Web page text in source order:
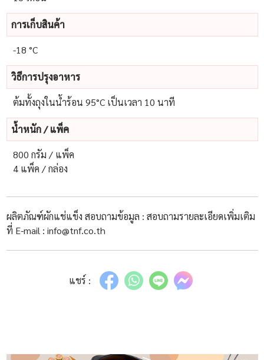
การเก็บสินค้า
-18 °C
วิธีการปรุงอาหาร
ต้มทั้งถุงในน้ำร้อน 95°C เป็นเวลา 10 นาที
น้ําหนัก / แพ็ค
800 กรัม / แพ็ค
4 แพ็ค / กล่อง
ผลิตภัณฑ์ผักแช่แข็ง สอบถามข้อมูล : สอบถามรายละเอียดเพิ่มเติม
ที่ E-mail : info@tnf.co.th
แชร์ :